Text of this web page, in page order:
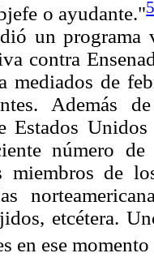
o ayudante."
un programa
contra
mediados de
Además
Estados
número de
miembros de
etcétera.
en ese